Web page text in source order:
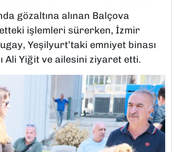
gözaltına alınan Balçova
işlemleri sürerken, İzmir
Yeşilyurt’taki emniyet binası
Ali Yiğit ve ailesini ziyaret etti.